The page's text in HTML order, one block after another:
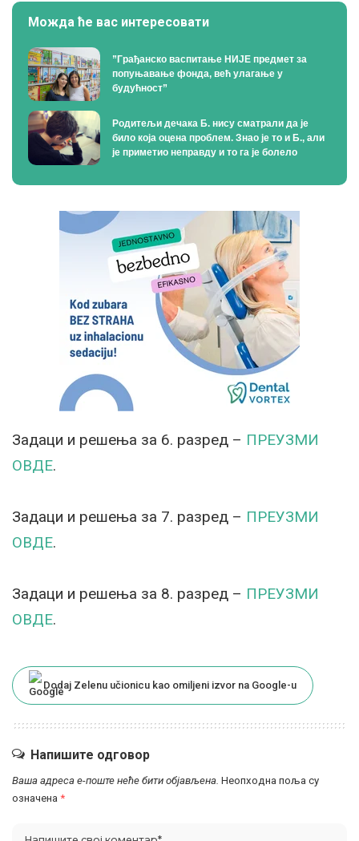
Можда ће вас интересовати
”Грађанско васпитање НИЈЕ предмет за
попуњавање фонда, већ улагање у
будућност”
Родитељи дечака Б. нису сматрали да је
било која оцена проблем. Знао је то и Б., али
је приметио неправду и то га је болело
Задаци и решења за 6. разред – ПРЕУЗМИ
ОВДЕ.
Задаци и решења за 7. разред – ПРЕУЗМИ
ОВДЕ.
Задаци и решења за 8. разред – ПРЕУЗМИ
ОВДЕ.
Dodaj Zelenu učionicu kao omiljeni izvor na Google-u
Напишите одговор
Ваша адреса е-поште неће бити објављена. Неопходна поља су
означена *